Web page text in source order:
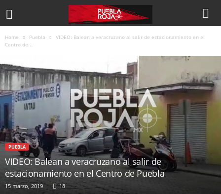
Home Puebla
VIDEO: Balean a veracruzano al salir de estacionamiento en el
Centro de...
PUEBLA
VIDEO: Balean a veracruzano al salir de
estacionamiento en el Centro de Puebla
15 marzo, 2019 18